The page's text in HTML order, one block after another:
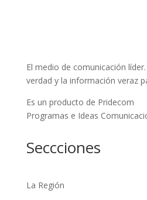
El medio de comunicación
verdad y la información veraz
Es un producto de Pridecom
Programas e Ideas
Seccciones
La Región